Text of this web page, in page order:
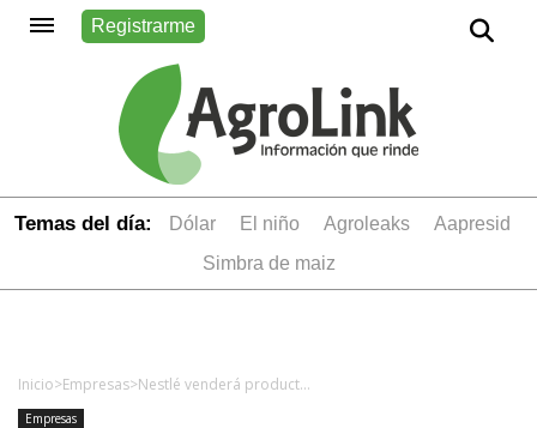
Registrarme
Temas del día: dólar el niño Agroleaks
aapresid
simbra de maiz
Inicio>Empresas> Nestlé venderá productos de Starbucks a nivel mundial
Empresas